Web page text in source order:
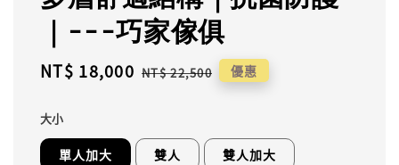
｜---巧家傢俱
Sale
NT$ 18,000 Regular
NT$ 22,500 優惠
大小
單人加大 雙人 雙人加大